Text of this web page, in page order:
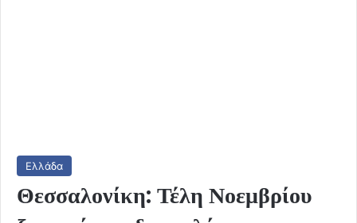
Ελλάδα
Θεσσαλονίκη: Τέλη Νοεμβρίου